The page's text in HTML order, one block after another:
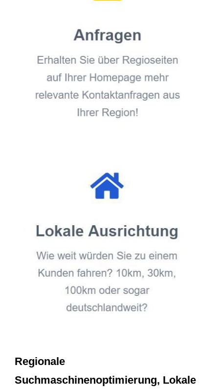
Regionale
Suchmaschinenoptimierung, Lokale